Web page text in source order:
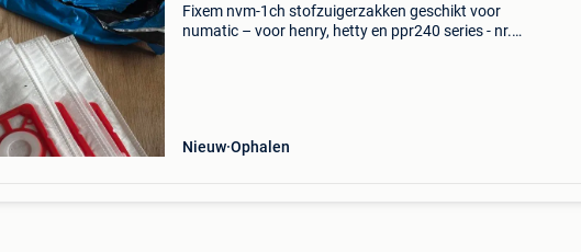
Fixem nvm-1ch stofzuigerzakken geschikt voor
numatic – voor henry, hetty en ppr240 series - nr.
Nieuw Ophalen